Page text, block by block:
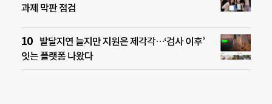
과제 막판 점검
발달지연 늘지만 지원은 제각각…‘검사 이후’
잇는 플랫폼 나왔다